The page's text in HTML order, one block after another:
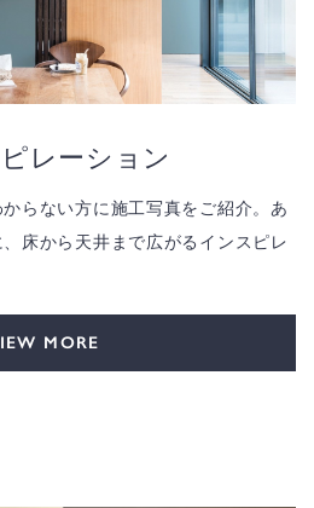
レーション
らない方に施工写真をご紹介。あ
床から天井まで広がるインスピレ
MORE